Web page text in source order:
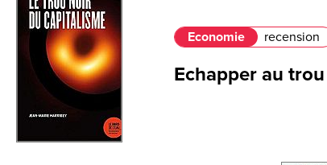
Economie recension
Echapper au